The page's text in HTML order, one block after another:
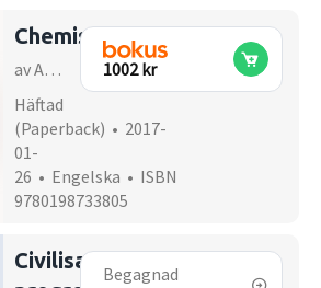
Chemistry
av Andrew Burrows
Häftad
(Paperback) • 2017-
01-
26 • Engelska • ISBN
9780198733805
1002 kr
Civilisation
Begagnad